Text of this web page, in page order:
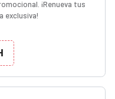
¡Renueva tus
exclusiva!